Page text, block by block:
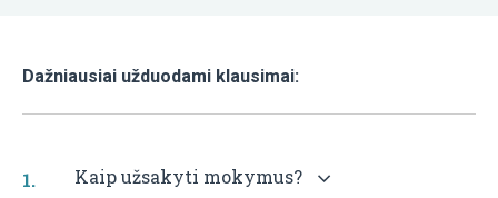
6
Dažniausiai užduodami klausimai:
Kaip užsakyti mokymus?